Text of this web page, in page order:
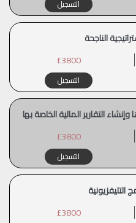
التسجيل
الناجحة
£3800
التسجيل
التقارير المالية الخاصة بها
£3800
التسجيل
التليفزيونية
£3800